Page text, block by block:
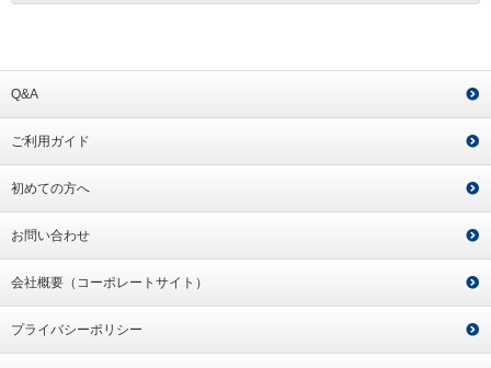
Q&A
ご利用ガイド
初めての方へ
お問い合わせ
会社概要（コーポレートサイト）
プライバシーポリシー